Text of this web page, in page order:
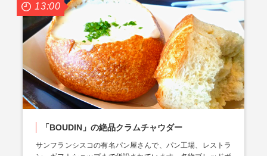
13:00
「BOUDIN」の絶品クラムチャウダー
サンフランシスコの有名パン屋さんで、パン工場、レストラ